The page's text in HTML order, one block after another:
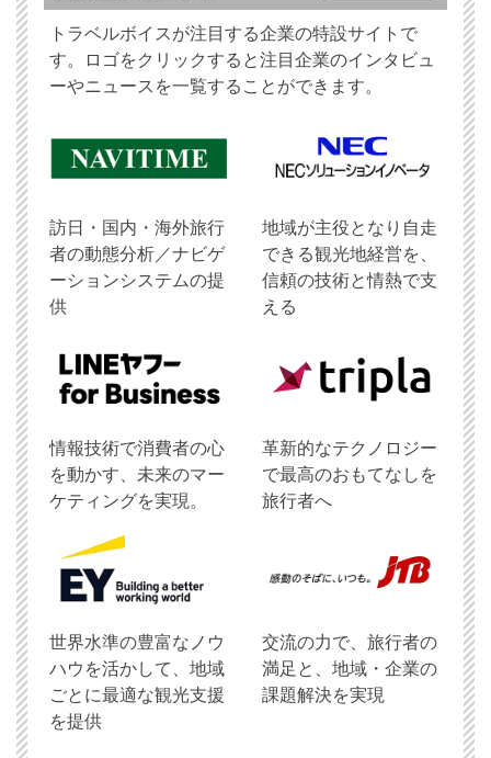
トラベルボイスが注目する企業の特設サイトで
す。ロゴをクリックすると注目企業のインタビュ
ーやニュースを一覧することができます。
訪日・国内・海外旅行
者の動態分析／ナビゲ
ーションシステムの提
供
地域が主役となり自走
できる観光地経営を、
信頼の技術と情熱で支
える
情報技術で消費者の心
を動かす、未来のマー
ケティングを実現。
革新的なテクノロジー
で最高のおもてなしを
旅行者へ
世界水準の豊富なノウ
ハウを活かして、地域
ごとに最適な観光支援
を提供
交流の力で、旅行者の
満足と、地域・企業の
課題解決を実現